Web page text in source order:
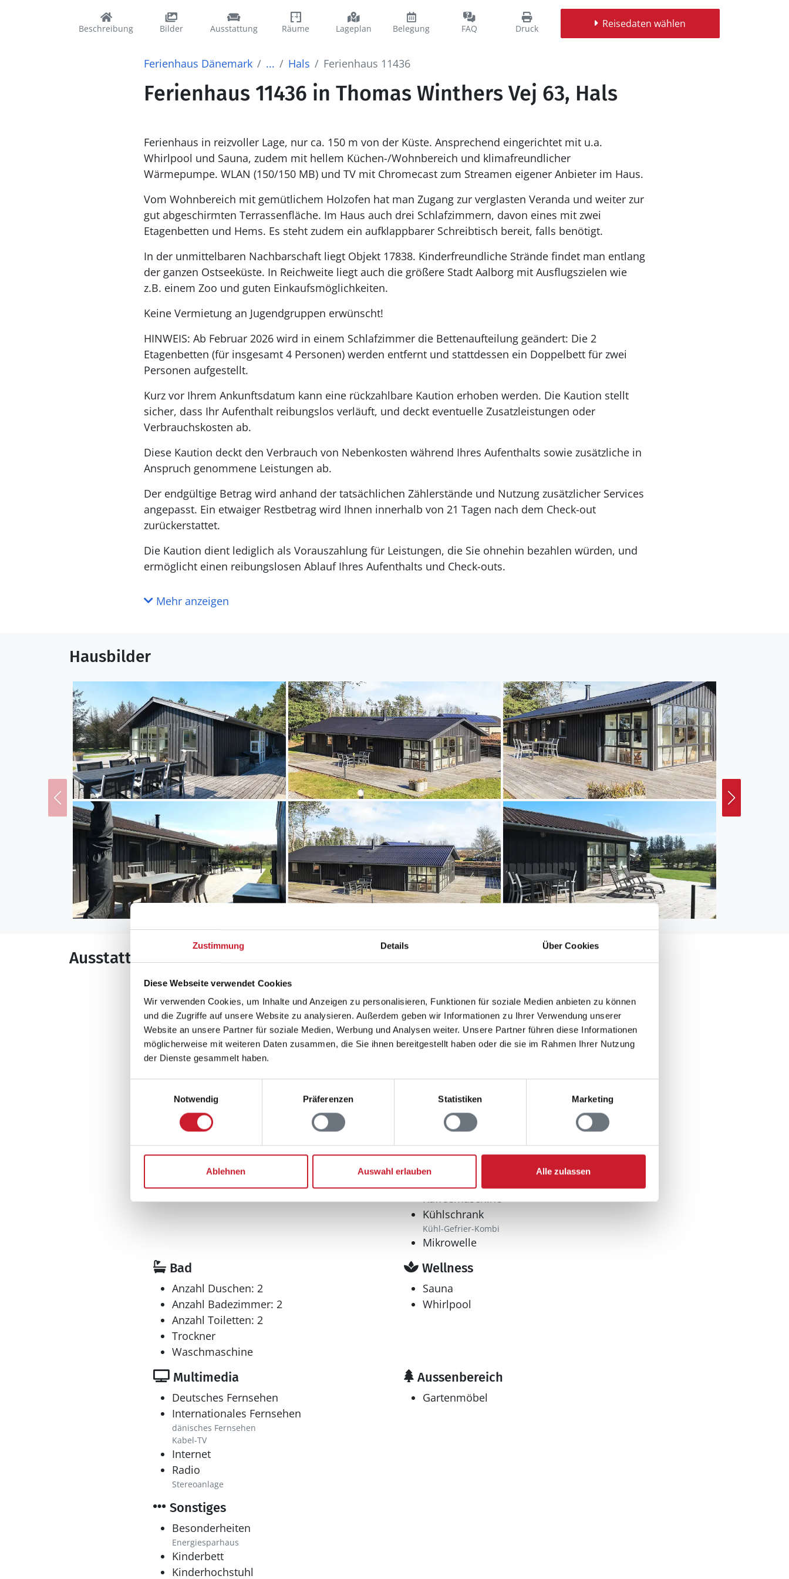
Zustimmung Details Über Cookies
Diese Webseite verwendet Cookies
Wir verwenden Cookies, um Inhalte und Anzeigen zu personalisieren, Funktionen für soziale Medien anbieten zu können
und die Zugriffe auf unsere Website zu analysieren. Außerdem geben wir Informationen zu Ihrer Verwendung unserer
Website an unsere Partner für soziale Medien, Werbung und Analysen weiter. Unsere Partner führen diese Informationen
möglicherweise mit weiteren Daten zusammen, die Sie ihnen bereitgestellt haben oder die sie im Rahmen Ihrer Nutzung
der Dienste gesammelt haben.
Notwendig
Präferenzen Statistiken Marketing
Ablehnen Auswahl erlauben Alle zulassen
Beschreibung Bilder Ausstattung Räume Lageplan Belegung FAQ Druck Reisedaten wählen
Ferienhaus Dänemark ... Hals Ferienhaus 11436
Ferienhaus 11436 in Thomas Winthers Vej 63, Hals
Ferienhaus in reizvoller Lage, nur ca. 150 m von der Küste. Ansprechend eingerichtet mit u.a.
Whirlpool und Sauna, zudem mit hellem Küchen-/Wohnbereich und klimafreundlicher
Wärmepumpe. WLAN (150/150 MB) und TV mit Chromecast zum Streamen eigener Anbieter im Haus.
Vom Wohnbereich mit gemütlichem Holzofen hat man Zugang zur verglasten Veranda und weiter zur
gut abgeschirmten Terrassenfläche. Im Haus auch drei Schlafzimmern, davon eines mit zwei
Etagenbetten und Hems. Es steht zudem ein aufklappbarer Schreibtisch bereit, falls benötigt.
In der unmittelbaren Nachbarschaft liegt Objekt 17838. Kinderfreundliche Strände findet man entlang
der ganzen Ostseeküste. In Reichweite liegt auch die größere Stadt Aalborg mit Ausflugszielen wie
z.B. einem Zoo und guten Einkaufsmöglichkeiten.
Keine Vermietung an Jugendgruppen erwünscht!
HINWEIS: Ab Februar 2026 wird in einem Schlafzimmer die Bettenaufteilung geändert: Die 2
Etagenbetten (für insgesamt 4 Personen) werden entfernt und stattdessen ein Doppelbett für zwei
Personen aufgestellt.
Kurz vor Ihrem Ankunftsdatum kann eine rückzahlbare Kaution erhoben werden. Die Kaution stellt
sicher, dass Ihr Aufenthalt reibungslos verläuft, und deckt eventuelle Zusatzleistungen oder
Verbrauchskosten ab.
Diese Kaution deckt den Verbrauch von Nebenkosten während Ihres Aufenthalts sowie zusätzliche in
Anspruch genommene Leistungen ab.
Der endgültige Betrag wird anhand der tatsächlichen Zählerstände und Nutzung zusätzlicher Services
angepasst. Ein etwaiger Restbetrag wird Ihnen innerhalb von 21 Tagen nach dem Check-out
zurückerstattet.
Die Kaution dient lediglich als Vorauszahlung für Leistungen, die Sie ohnehin bezahlen würden, und
ermöglicht einen reibungslosen Ablauf Ihres Aufenthalts und Check-outs.
Mehr anzeigen
Hausbilder
Ausstattung
Allgemeines
Baujahr: 1985
Carport
Haustiere erlaubt
Nichtraucher
Wohnfläche: 106 m²
Abstand Einkauf: 1.000 m
Abstand Restaurant: 1.000 m
Abstand Wasser: 100 m
Wohnbereich
Flachbildfernseher
Kaminofen
Küche
Dunstabzug
Geschirrspüler
Kaffeemaschine
Kühlschrank
Kühl-Gefrier-Kombi
Mikrowelle
Bad
Anzahl Duschen: 2
Anzahl Badezimmer: 2
Anzahl Toiletten: 2
Trockner
Waschmaschine
Wellness
Sauna
Whirlpool
Multimedia
Deutsches Fernsehen
Internationales Fernsehen
dänisches Fernsehen
Kabel-TV
Internet
Radio
Stereoanlage
Aussenbereich
Gartenmöbel
Sonstiges
Besonderheiten
Energiesparhaus
Kinderbett
Kinderhochstuhl